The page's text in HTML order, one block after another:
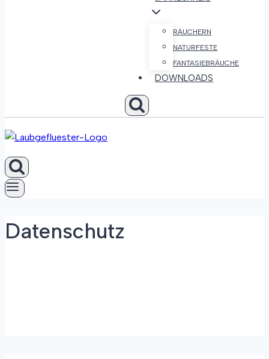
RÄUCHERN
NATURFESTE
FANTASIEBRÄUCHE
DOWNLOADS
Datenschutz